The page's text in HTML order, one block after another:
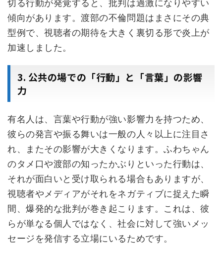
切る行動が発覚すると、批判は過激になりやすい
傾向があります。渡部の不倫問題はまさにその典
型例で、視聴者の期待を大きく裏切る形で炎上が
加速しました。
3. 公共の場での「行動」と「言葉」の影響
力
有名人は、言葉や行動が強い影響力を持つため、
彼らの発言や振る舞いは一般の人々以上に注目さ
れ、またその影響が大きくなります。ふわちゃん
のタメ口や渡部の知ったかぶりといった行動は、
それが面白いと受け取られる場合もありますが、
視聴者やメディアがそれをネガティブに捉えた瞬
間、爆発的な批判が巻き起こります。これは、彼
らが単なる個人ではなく、社会に対して強いメッ
セージを発信する立場にいるためです。